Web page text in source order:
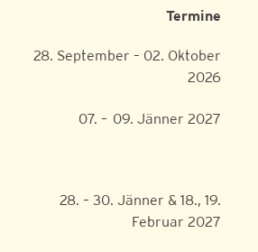
Termine
28. September – 02. Oktober
2026
07. – 09. Jänner 2027
28. – 30. Jänner & 18., 19.
Februar 2027